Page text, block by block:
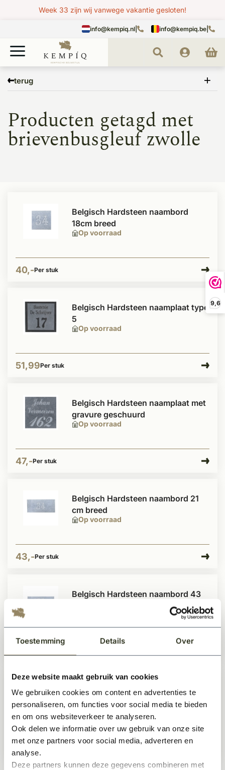
Toestemming Details Over
Deze website maakt gebruik van cookies
We gebruiken cookies om content en advertenties te
personaliseren, om functies voor social media te bieden
en om ons websiteverkeer te analyseren.
Ook delen we informatie over uw gebruik van onze site
met onze partners voor social media, adverteren en
analyse.
Deze partners kunnen deze gegevens combineren met
9,6
Week 33 zijn wij vanwege vakantie gesloten!
info@kempiq.nl info@kempiq.be
terug
brievenbusgleuf zwolle
Producten getagd met
brievenbusgleuf zwolle
Op voorraad
Belgisch Hardsteen naambord
18cm breed
40,-Per stuk
Op voorraad
Belgisch Hardsteen naamplaat type
5
51,99Per stuk
Op voorraad
Belgisch Hardsteen naamplaat met
gravure geschuurd
47,-Per stuk
Op voorraad
Belgisch Hardsteen naambord 21
cm breed
43,-Per stuk
Belgisch Hardsteen naambord 43
54,99
Belgisch Hardsteen naambord 37
cm breed
50,-